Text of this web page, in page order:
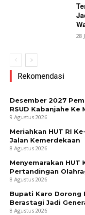
28
Rekomendasi
Desember 2027
RSUD Kabanjahe Ke
9 Agustus 2026
Meriahkan HUT RI
Jalan Kemerdekaan
8 Agustus 2026
Menyemarakan HUT
Pertandingan
8 Agustus 2026
Bupati Karo Dorong
Berastagi Jadi
8 Agustus 2026